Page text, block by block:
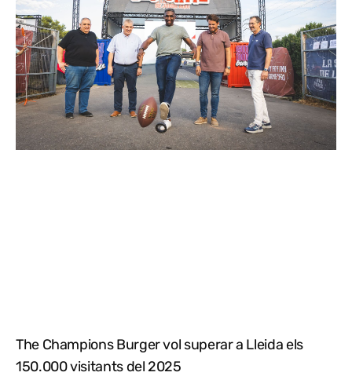
The Champions Burger vol superar a Lleida els
150.000 visitants del 2025